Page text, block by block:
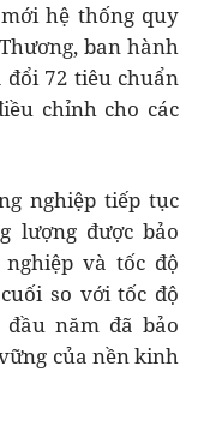
hệ thống quy
ban hành
đổi 72 tiêu chuẩn
chỉnh cho các
nghiệp tiếp tục
lượng được bảo
và tốc độ
so với tốc độ
năm đã bảo
của nền kinh